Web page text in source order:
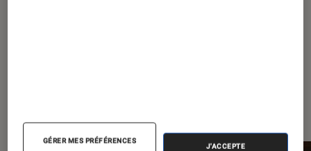
GÉRER MES PRÉFÉRENCES
J'ACCEPTE